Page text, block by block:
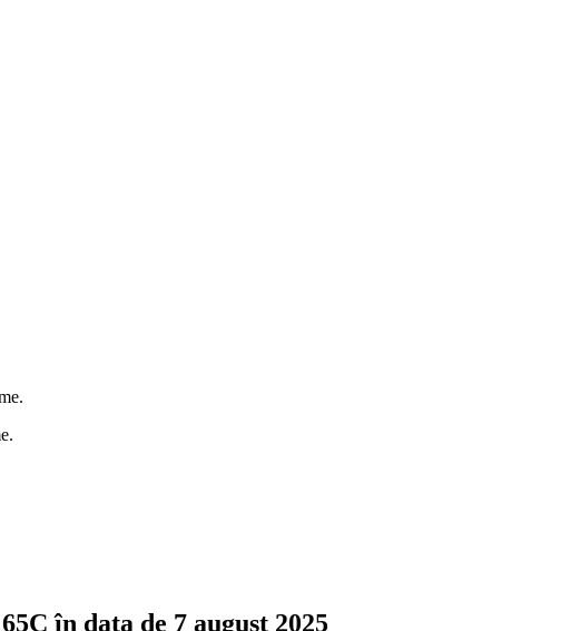
în data de 7 august 2025